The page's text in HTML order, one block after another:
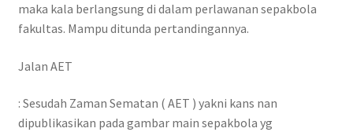
maka kala berlangsung di dalam perlawanan sepakbola
fakultas. Mampu ditunda pertandingannya.
Jalan AET
: Sesudah Zaman Sematan ( AET ) yakni kans nan
dipublikasikan pada gambar main sepakbola yg